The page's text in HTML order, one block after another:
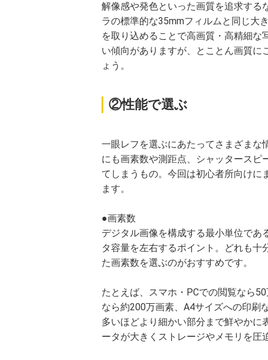
解像感や発色といった画質を追求する
ラの標準的な35mmフィルムと同じ大
を取り込めることで高画質・高精細な
い傾向がありますが、とことん画質に
ょう。
②性能で選ぶ
一眼レフを選ぶにあたってさまざまな
にも画素数や測距点、シャッタースピ
てしまうもの。今回は初心者所向けに
ます。
●画素数
デジタル画像を構成する最小単位であ
タ容量を左右するポイント。どれも十
た画素数を選ぶのがおすすめです。
たとえば、スマホ・PCでの閲覧なら
なら約200万画素、A4サイズへの印刷
多いほどより細かい部分まで鮮やか
ータが大きくストレージやメモリを圧